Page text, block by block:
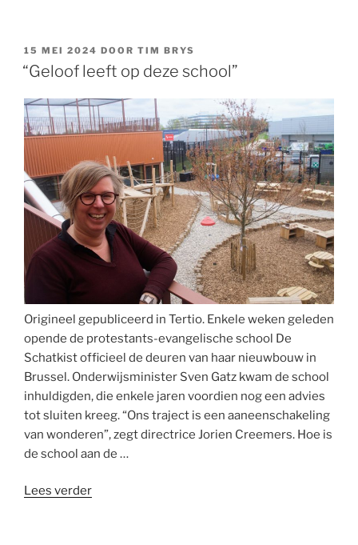
GEPLAATST
OP
15 MEI 2024 DOOR TIM BRYS
“Geloof leeft op deze school”
Origineel gepubliceerd in Tertio. Enkele weken geleden
opende de protestants-evangelische school De
Schatkist officieel de deuren van haar nieuwbouw in
Brussel. Onderwijsminister Sven Gatz kwam de school
inhuldigden, die enkele jaren voordien nog een advies
tot sluiten kreeg. “Ons traject is een aaneenschakeling
van wonderen”, zegt directrice Jorien Creemers. Hoe is
de school aan de …
Lees verder““Geloof